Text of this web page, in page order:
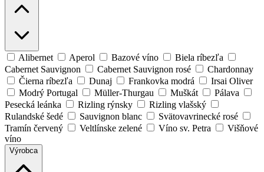
Alibernet Aperol Bazové víno
Biela ríbezľa
Cabernet Sauvignon
Cabernet Sauvignon rosé
Chardonnay
Čierna ríbezľa
Dunaj Frankovka modrá
Irsai Oliver
Modrý Portugal
Müller-Thurgau Muškát
Pálava
Pesecká leánka
Rizling rýnsky
Rizling vlašský
Rulandské šedé
Sauvignon blanc
Svätovavrinecké rosé
Tramín červený
Veltlínske zelené Víno sv. Petra
Višňové
víno
Výrobca